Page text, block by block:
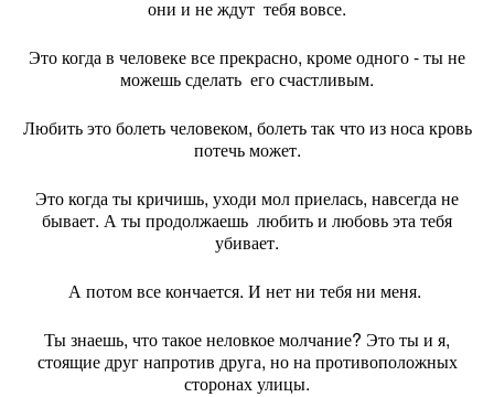
они и не ждут тебя вовсе.
Это когда в человеке все прекрасно, кроме одного - ты не
можешь сделать его счастливым.
Любить это болеть человеком, болеть так что из носа кровь
потечь может.
Это когда ты кричишь, уходи мол приелась, навсегда не
бывает. А ты продолжаешь любить и любовь эта тебя
убивает.
А потом все кончается. И нет ни тебя ни меня.
Ты знаешь, что такое неловкое молчание? Это ты и я,
стоящие друг напротив друга, но на противоположных
сторонах улицы.